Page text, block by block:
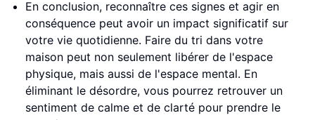
En conclusion, reconnaître ces signes et agir en
conséquence peut avoir un impact significatif sur
votre vie quotidienne. Faire du tri dans votre
maison peut non seulement libérer de l'espace
physique, mais aussi de l'espace mental. En
éliminant le désordre, vous pourrez retrouver un
sentiment de calme et de clarté pour prendre le